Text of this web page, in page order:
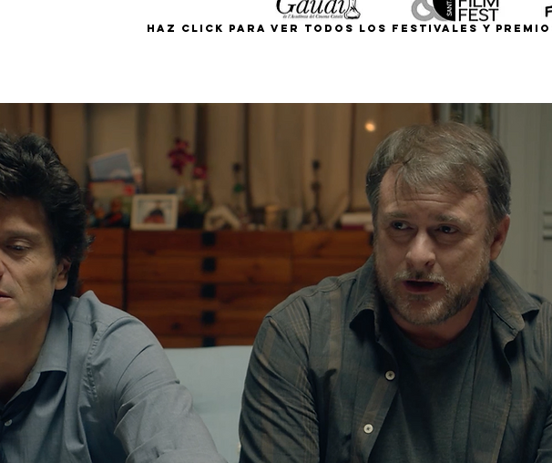
HAZ CLICK PARA VER TODOS LOS FESTIVALES Y